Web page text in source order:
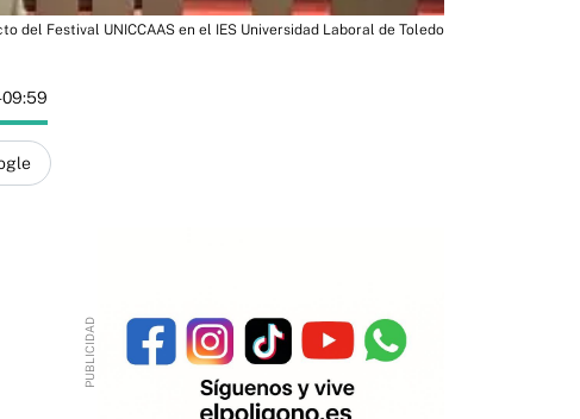
del Festival UNICCAAS en el IES Universidad Laboral de Toledo
09:59